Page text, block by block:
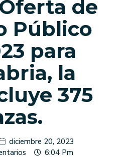
de
Público
para
la
375
diciembre 20, 2023
6:04 Pm